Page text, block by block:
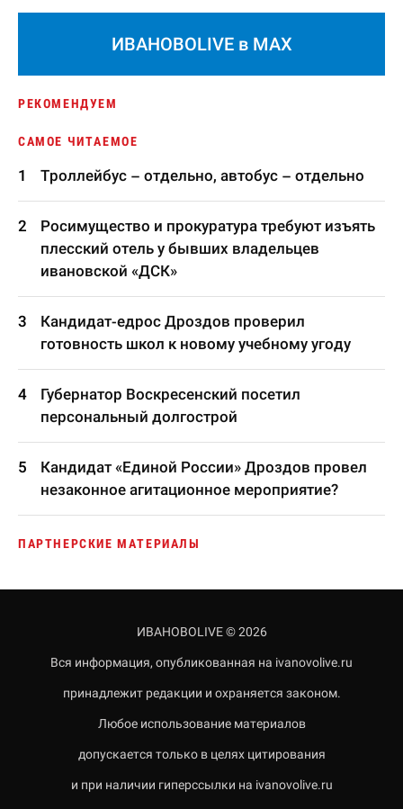
ИВАНОВОLIVE в MAX
РЕКОМЕНДУЕМ
САМОЕ ЧИТАЕМОЕ
Троллейбус – отдельно, автобус – отдельно
Росимущество и прокуратура требуют изъять
плесский отель у бывших владельцев
ивановской «ДСК»
Кандидат-едрос Дроздов проверил
готовность школ к новому учебному угоду
Губернатор Воскресенский посетил
персональный долгострой
Кандидат «Единой России» Дроздов провел
незаконное агитационное мероприятие?
ПАРТНЕРСКИЕ МАТЕРИАЛЫ
ИВАНОВОLIVE © 2026
Вся информация, опубликованная на ivanovolive.ru
принадлежит редакции и охраняется законом.
Любое использование материалов
допускается только в целях цитирования
и при наличии гиперссылки на ivanovolive.ru